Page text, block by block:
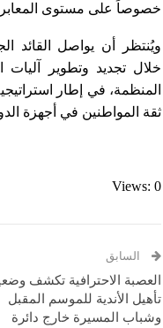
خصوصاً على مستوى المعابر
ويُنتظر أن يواصل القائد
خلال تجديد وتطوير آليات
المنظمة، في إطار
ثقة المواطنين في أجهزة
Views: 0
السابق
العصبة الاحترافية تكشف
تأهيل الأندية للموسم المقبل
وشباب المسيرة خارج دائرة